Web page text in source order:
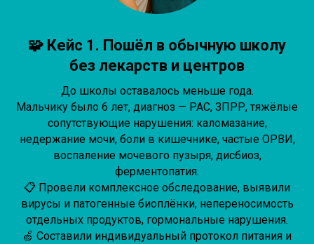
🧩 Кейс 1. Пошёл в обычную школу
без лекарств и центров
До школы оставалось меньше года.
Мальчику было 6 лет, диагноз — РАС, ЗПРР, тяжёлые
сопутствующие нарушения: каломазание,
недержание мочи, боли в кишечнике, частые ОРВИ,
воспаление мочевого пузыря, дисбиоз,
ферментопатия.
📋 Провели комплексное обследование, выявили
вирусы и патогенные биоплёнки, непереносимость
отдельных продуктов, гормональные нарушения.
🍏 Составили индивидуальный протокол питания и